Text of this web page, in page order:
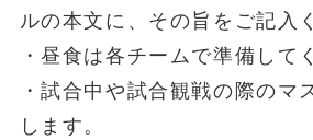
ルの本文に、その旨をご記入
・昼食は各チームで準備して
・試合中や試合観戦の際のマ
します。